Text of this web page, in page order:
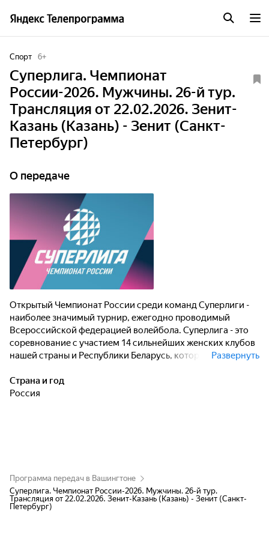
Спорт 6+
Суперлига. Чемпионат
России-2026. Мужчины. 26-й тур.
Трансляция от 22.02.2026. Зенит-
Казань (Казань) - Зенит (Санкт-
Петербург)
О передаче
Открытый Чемпионат России среди команд Суперлиги -
наиболее значимый турнир, ежегодно проводимый
Всероссийской федерацией волейбола. Суперлига - это
соревнование с участием 14 сильнейших женских клубов
нашей страны и Республики Беларусь, которые
Развернуть
Страна и год
Россия
Программа передач в Вашингтоне
Суперлига. Чемпионат России-2026. Мужчины. 26-й тур.
Трансляция от 22.02.2026. Зенит-Казань (Казань) - Зенит (Санкт-
Петербург)